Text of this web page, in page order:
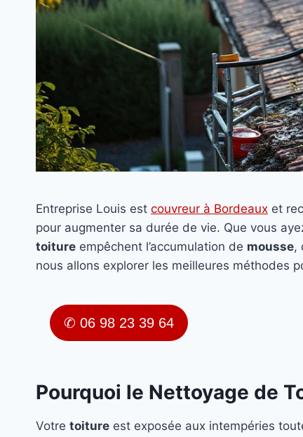
Entreprise Louis est couvreur à Bordeaux et
pour augmenter sa durée de vie. Que vous
toiture empêchent l’accumulation de mousse,
nous allons explorer les meilleures méthodes
✆ 06 98 23 39 64
Pourquoi le Nettoyage de
Votre toiture est exposée aux intempéries